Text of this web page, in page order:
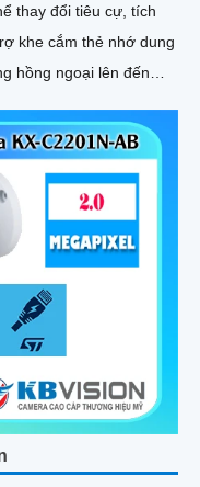
thay đổi tiêu cự, tích
khe cắm thẻ nhớ dung
hồng ngoại lên đến